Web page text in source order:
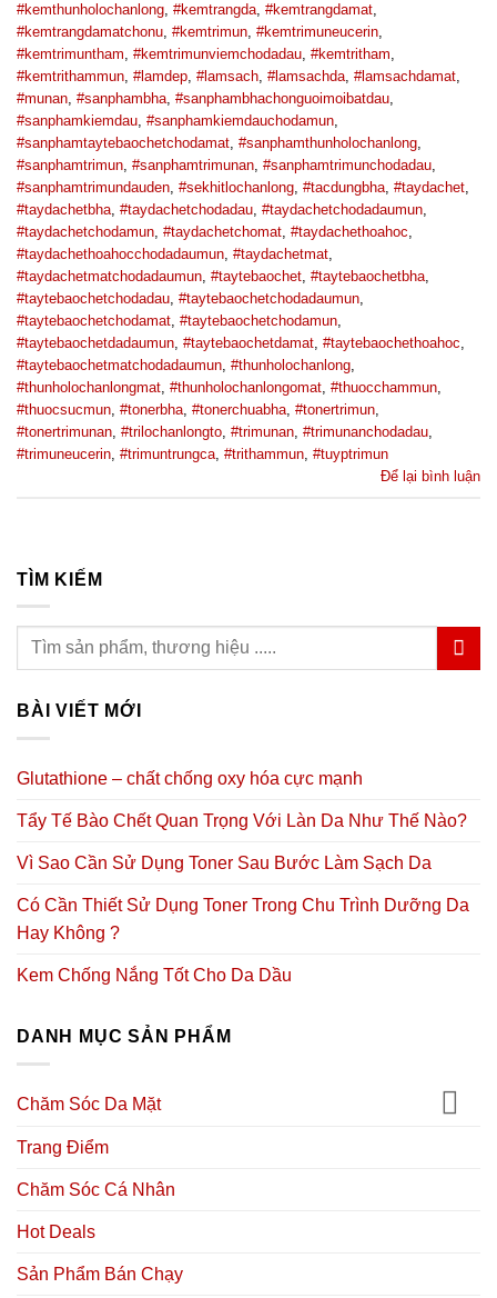
#kemthunholochanlong, #kemtrangda, #kemtrangdamat,
#kemtrangdamatchonu, #kemtrimun, #kemtrimuneucerin,
#kemtrimuntham, #kemtrimunviemchodadau, #kemtritham,
#kemtrithammun, #lamdep, #lamsach, #lamsachda, #lamsachdamat,
#munan, #sanphambha, #sanphambhachonguoimoibatdau,
#sanphamkiemdau, #sanphamkiemdauchodamun,
#sanphamtaytebaochetchodamat, #sanphamthunholochanlong,
#sanphamtrimun, #sanphamtrimunan, #sanphamtrimunchodadau,
#sanphamtrimundauden, #sekhitlochanlong, #tacdungbha, #taydachet,
#taydachetbha, #taydachetchodadau, #taydachetchodadaumun,
#taydachetchodamun, #taydachetchomat, #taydachethoahoc,
#taydachethoahocchodadaumun, #taydachetmat,
#taydachetmatchodadaumun, #taytebaochet, #taytebaochetbha,
#taytebaochetchodadau, #taytebaochetchodadaumun,
#taytebaochetchodamat, #taytebaochetchodamun,
#taytebaochetdadaumun, #taytebaochetdamat, #taytebaochethoahoc,
#taytebaochetmatchodadaumun, #thunholochanlong,
#thunholochanlongmat, #thunholochanlongomat, #thuocchammun,
#thuocsucmun, #tonerbha, #tonerchuabha, #tonertrimun,
#tonertrimunan, #trilochanlongto, #trimunan, #trimunanchodadau,
#trimuneucerin, #trimuntrungca, #trithammun, #tuyptrimun
Để lại bình luận
TÌM KIẾM
BÀI VIẾT MỚI
Glutathione – chất chống oxy hóa cực mạnh
Tẩy Tế Bào Chết Quan Trọng Với Làn Da Như Thế Nào?
Vì Sao Cần Sử Dụng Toner Sau Bước Làm Sạch Da
Có Cần Thiết Sử Dụng Toner Trong Chu Trình Dưỡng Da
Hay Không ?
Kem Chống Nắng Tốt Cho Da Dầu
DANH MỤC SẢN PHẨM
Chăm Sóc Da Mặt
Trang Điểm
Chăm Sóc Cá Nhân
Hot Deals
Sản Phẩm Bán Chạy